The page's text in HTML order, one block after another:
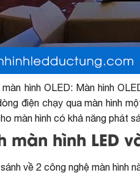
màn hình OLED: Màn hình
điện chạy qua màn hình
màn hình có khả năng phát
màn hình LED
về 2 công nghệ màn hình